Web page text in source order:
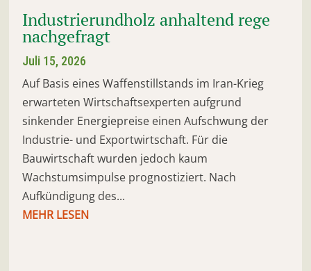
Industrierundholz anhaltend rege
nachgefragt
Juli 15, 2026
Auf Basis eines Waffenstillstands im Iran-Krieg
erwarteten Wirtschaftsexperten aufgrund
sinkender Energiepreise einen Aufschwung der
Industrie- und Exportwirtschaft. Für die
Bauwirtschaft wurden jedoch kaum
Wachstumsimpulse prognostiziert. Nach
Aufkündigung des...
MEHR LESEN